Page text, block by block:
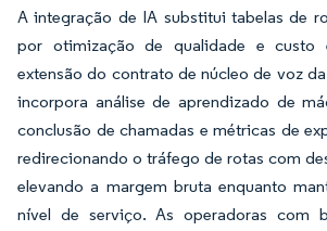
A integração de IA substitui tabelas de
por otimização de qualidade e custo
extensão do contrato de núcleo de voz
incorpora análise de aprendizado de
conclusão de chamadas e métricas de
redirecionando o tráfego de rotas com
elevando a margem bruta enquanto
nível de serviço. As operadoras com